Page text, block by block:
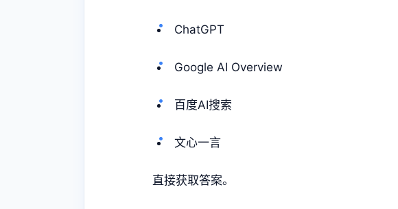
ChatGPT
Google AI Overview
百度AI搜索
文心一言
直接获取答案。